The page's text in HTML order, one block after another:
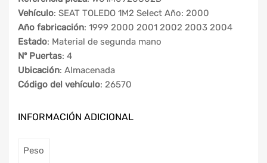
Vehículo: SEAT TOLEDO 1M2 Select Año: 2000
Año fabricación: 1999 2000 2001 2002 2003 2004
Estado: Material de segunda mano
Nº Puertas: 4
Ubicación: Almacenada
Código del vehículo: 26570
INFORMACIÓN ADICIONAL
Peso